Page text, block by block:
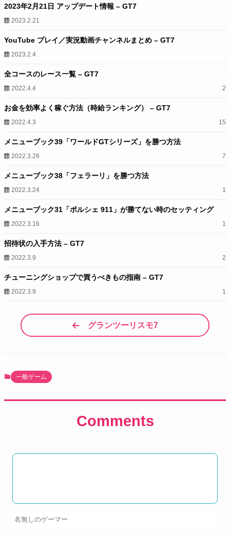
2023年2月21日 アップデート情報 – GT7
2023.2.21
YouTube プレイ／実況動画チャンネルまとめ – GT7
2023.2.4
全コースのレース一覧 – GT7
2022.4.4 2
お金を効率よく稼ぐ方法（時給ランキング） – GT7
2022.4.3 15
メニューブック39「ワールドGTシリーズ」を勝つ方法
2022.3.26 7
メニューブック38「フェラーリ」を勝つ方法
2022.3.24 1
メニューブック31「ポルシェ 911」が勝てない時のセッティング
2022.3.16 1
招待状の入手方法 – GT7
2022.3.9 2
チューニングショップで買うべきもの指南 – GT7
2022.3.9 1
グランツーリスモ7
一般ゲーム
Comments